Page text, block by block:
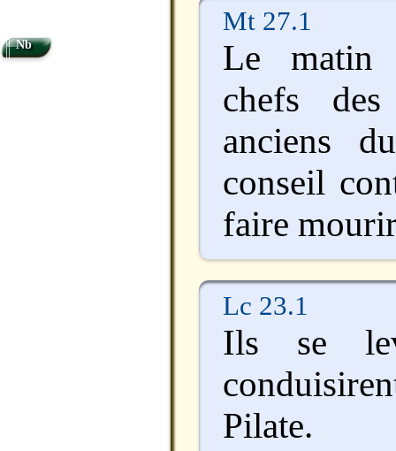
Mt 27.1
Le matin
chefs
anciens
conseil
faire
Lc 23.1
Ils se
Pilate.
Nb